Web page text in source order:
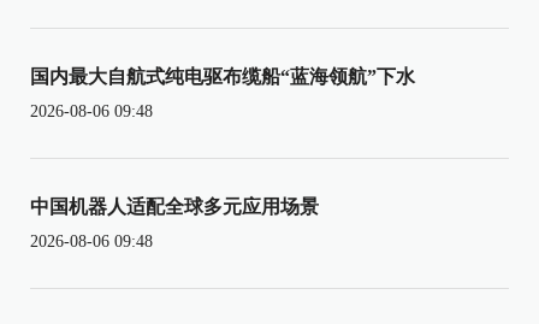
国内最大自航式纯电驱布缆船“蓝海领航”下水
2026-08-06 09:48
中国机器人适配全球多元应用场景
2026-08-06 09:48